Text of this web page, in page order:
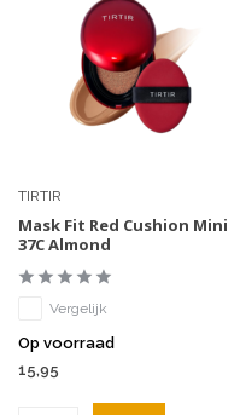
TIRTIR
Mask Fit Red Cushion Mini
37C Almond
Vergelijk
Op voorraad
15,95